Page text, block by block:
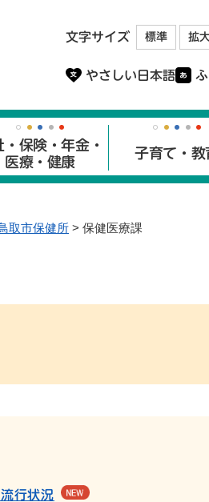
文字サイズ 標準 拡
やさしい日本語
・保険・年金・
医療・健康
子育て・教
取市保健所 > 保健医療課
行状況